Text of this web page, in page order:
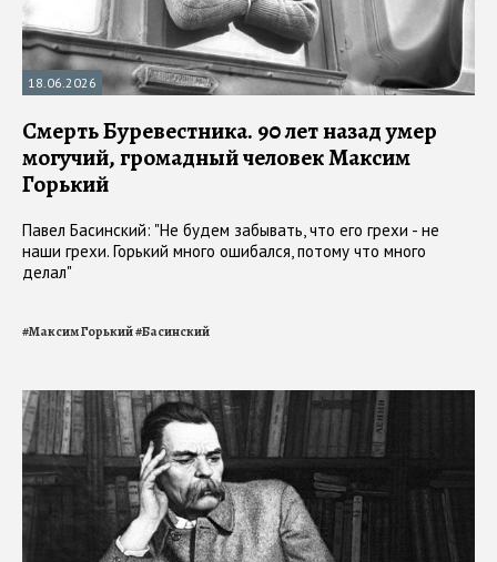
18.06.2026
Смерть Буревестника. 90 лет назад умер
могучий, громадный человек Максим
Горький
Павел Басинский: "Не будем забывать, что его грехи - не
наши грехи. Горький много ошибался, потому что много
делал"
#Максим Горький#Басинский